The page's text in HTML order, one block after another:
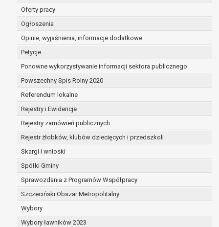
Oferty pracy
Ogłoszenia
Opinie, wyjaśnienia, informacje dodatkowe
Petycje
Ponowne wykorzystywanie informacji sektora publicznego
Powszechny Spis Rolny 2020
Referendum lokalne
Rejestry i Ewidencje
Rejestry zamówień publicznych
Rejestr żłobków, klubów dziecięcych i przedszkoli
Skargi i wnioski
Spółki Gminy
Sprawozdania z Programów Współpracy
Szczeciński Obszar Metropolitalny
Wybory
Wybory ławników 2023
podstawie art. 16 RODO,
dane są nieprawidłowe lub
prawo do żądania usunięcia danych
osobowych (tzw. prawo do bycia
zapomnianym) na podstawie art. 17 RODO,
w przypadku gdy:
dane nie są już niezbędne do celów,
dla których były zebrane lub w inny
sposób przetwarzane,
osoba, której dane dotyczą, wniosła
sprzeciw wobec przetwarzania
danych osobowych,
zgodę na przetwarzanie danych
osobowych, która jest podstawą
przetwarzania danych i nie ma innej
danych,